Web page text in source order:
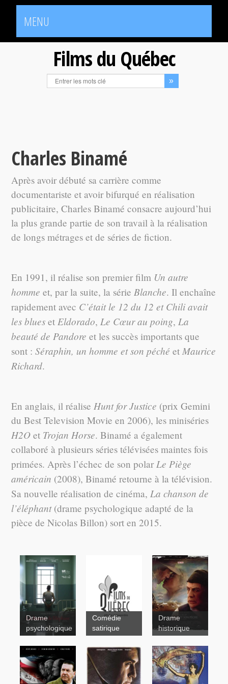
MENU
Films du Québec
Charles Binamé
Après avoir débuté sa carrière comme
documentariste et avoir bifurqué en réalisation
publicitaire, Charles Binamé consacre aujourd’hui
la plus grande partie de son travail à la réalisation
de longs métrages et de séries de fiction.
En 1991, il réalise son premier film Un autre
homme et, par la suite, la sérieBlanche. Il enchaîne
rapidement avec C’était le 12 du 12 et Chili avait
les blues etEldorado,Le Cœur au poing,La
beauté de Pandore et les succès importants que
sont :Séraphin, un homme et son péché etMaurice
Richard.
En anglais, il réaliseHunt for Justice (prix Gemini
du Best Television Movie en 2006), les miniséries
H2O et Trojan Horse. Binamé a également
collaboré à plusieurs séries télévisées maintes fois
primées. Après l’échec de son polarLe Piège
américain (2008), Binamé retourne à la télévision.
Sa nouvelle réalisation de cinéma,La chanson de
l’éléphant(drame psychologique adapté de la
pièce de Nicolas Billon) sort en 2015.
Drame
psychologique
Comédie
satirique
Un homme
et son
Drame
historique